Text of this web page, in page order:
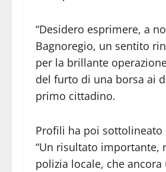
“Desidero esprimere, a
Bagnoregio, un sentito
per la brillante
del furto di una borsa ai
primo cittadino.
Profili ha poi sottolineato
“Un risultato importante,
polizia locale, che